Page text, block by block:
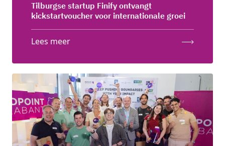
Tilburgse startup Finify ontvangt
kickstartvoucher voor internationale groei
Lees meer